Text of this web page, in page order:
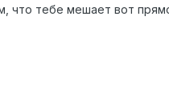
тебе мешает вот